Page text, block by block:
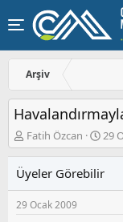
Arşiv
K
o
u
y
u
Fatih Özcan
B
a
l
a
29
Üyeler Görebilir
29 Ocak 2009